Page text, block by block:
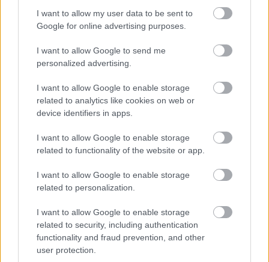
I want to allow my user data to be sent to
Google for online advertising purposes.
I want to allow Google to send me
personalized advertising.
I want to allow Google to enable storage
related to analytics like cookies on web or
device identifiers in apps.
I want to allow Google to enable storage
related to functionality of the website or app.
I want to allow Google to enable storage
related to personalization.
I want to allow Google to enable storage
related to security, including authentication
functionality and fraud prevention, and other
user protection.
Lewis Hamilton régi szenvedélye nyomán új bizniszbe